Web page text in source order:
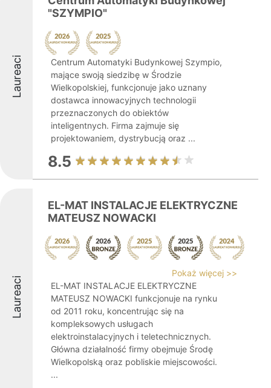
Laureaci
"SZYMPIO"
Centrum Automatyki Budynkowej Szympio,
mające swoją siedzibę w Środzie
Wielkopolskiej, funkcjonuje jako uznany
dostawca innowacyjnych technologii
przeznaczonych do obiektów
inteligentnych. Firma zajmuje się
projektowaniem, dystrybucją oraz ...
8.5
Laureaci
EL-MAT INSTALACJE ELEKTRYCZNE
MATEUSZ NOWACKI
Pokaż więcej >>
EL-MAT INSTALACJE ELEKTRYCZNE
MATEUSZ NOWACKI funkcjonuje na rynku
od 2011 roku, koncentrując się na
kompleksowych usługach
elektroinstalacyjnych i teletechnicznych.
Główna działalność firmy obejmuje Środę
Wielkopolską oraz pobliskie miejscowości.
...